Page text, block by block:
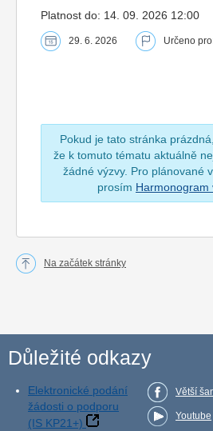
Platnost do: 14. 09. 2026 12:00
29. 6. 2026 Určeno
Pokud je tato stránka
že k tomuto tématu aktuálně
žádné výzvy. Pro plánované
prosím Harmonogram
Na začátek stránky
Důležité odkazy
Elektronické podání
žádosti o podporu
(IS KP21+)
Větší
Youtube